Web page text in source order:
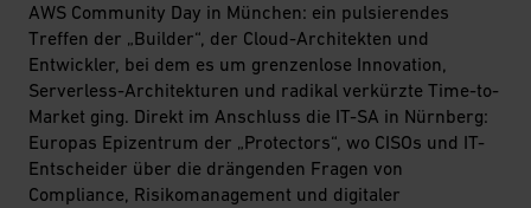
AWS Community Day in München: ein pulsierendes
Treffen der „Builder“, der Cloud-Architekten und
Entwickler, bei dem es um grenzenlose Innovation,
Serverless-Architekturen und radikal verkürzte Time-to-
Market ging. Direkt im Anschluss die IT-SA in Nürnberg:
Europas Epizentrum der „Protectors“, wo CISOs und IT-
Entscheider über die drängenden Fragen von
Compliance, Risikomanagement und digitaler